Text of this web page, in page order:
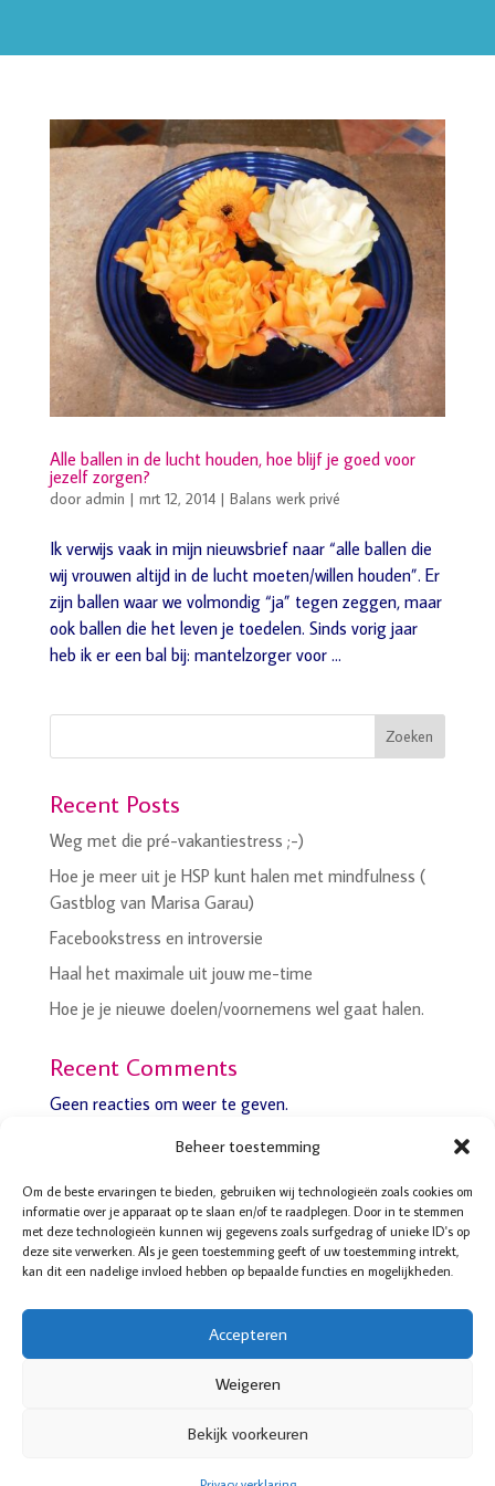
Beheer toestemming
Om de beste ervaringen te bieden, gebruiken wij technologieën zoals cookies om
informatie over je apparaat op te slaan en/of te raadplegen. Door in te stemmen
met deze technologieën kunnen wij gegevens zoals surfgedrag of unieke ID's op
deze site verwerken. Als je geen toestemming geeft of uw toestemming intrekt,
kan dit een nadelige invloed hebben op bepaalde functies en mogelijkheden.
Accepteren
Weigeren
Bekijk voorkeuren
Alle ballen in de lucht houden, hoe blijf je goed voor
jezelf zorgen?
door admin | mrt 12, 2014| Balans werk privé
Ik verwijs vaak in mijn nieuwsbrief naar “alle ballen die
wij vrouwen altijd in de lucht moeten/willen houden”. Er
zijn ballen waar we volmondig “ja” tegen zeggen, maar
ook ballen die het leven je toedelen. Sinds vorig jaar
heb ik er een bal bij: mantelzorger voor ...
Zoeken
Recent Posts
Weg met die pré-vakantiestress ;-)
Hoe je meer uit je HSP kunt halen met mindfulness (
Gastblog van Marisa Garau)
Facebookstress en introversie
Haal het maximale uit jouw me-time
Hoe je je nieuwe doelen/voornemens wel gaat halen.
Recent Comments
Geen reacties om weer te geven.
Boddaertstraat 32
2522HG Den Haag
© De Balanscoach voor Vrouwen